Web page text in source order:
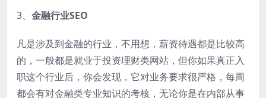
3、 金融行业SEO
凡是涉及到金融的行业，不用想，薪资待遇都是比较高
的，一般都是就业于投资理财类网站，但你如果真正入
职这个行业后，你会发现，它对业务要求很严格，每周
都会有对金融类专业知识的考核，无论你是在内部从事